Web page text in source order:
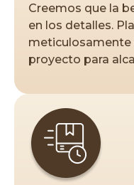
Creemos que la
en los detalles.
meticulosamente
proyecto para